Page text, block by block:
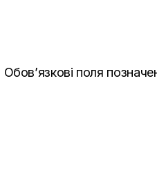
Обов’язкові поля